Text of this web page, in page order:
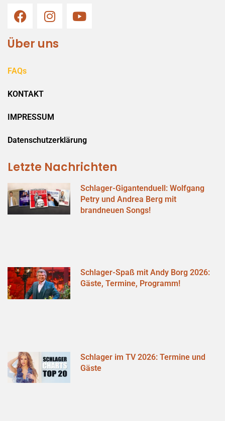
Über uns
FAQs
KONTAKT
IMPRESSUM
Datenschutzerklärung
Letzte Nachrichten
Schlager-Gigantenduell: Wolfgang
Petry und Andrea Berg mit
brandneuen Songs!
Schlager-Spaß mit Andy Borg 2026:
Gäste, Termine, Programm!
Schlager im TV 2026: Termine und
Gäste